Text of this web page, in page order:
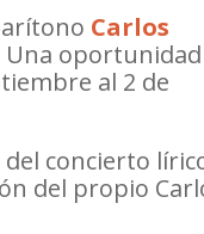
Carlos
Una oportunidad
al 2 de
concierto
del propio